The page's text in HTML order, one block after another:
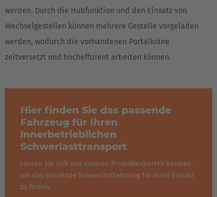
werden. Durch die Hubfunktion und den Einsatz von
Wechselgestellen können mehrere Gestelle vorgeladen
werden, wodurch die vorhandenen Portalkräne
zeitversetzt und hocheffizient arbeiten können.
Hier finden Sie das passende
Fahrzeug für Ihren
innerbetrieblichen
Schwerlasttransport
Lassen Sie sich von unseren Produktexperten beraten,
um das passende Schwerlastfahrzeug für Ihren Einsatz
zu finden.